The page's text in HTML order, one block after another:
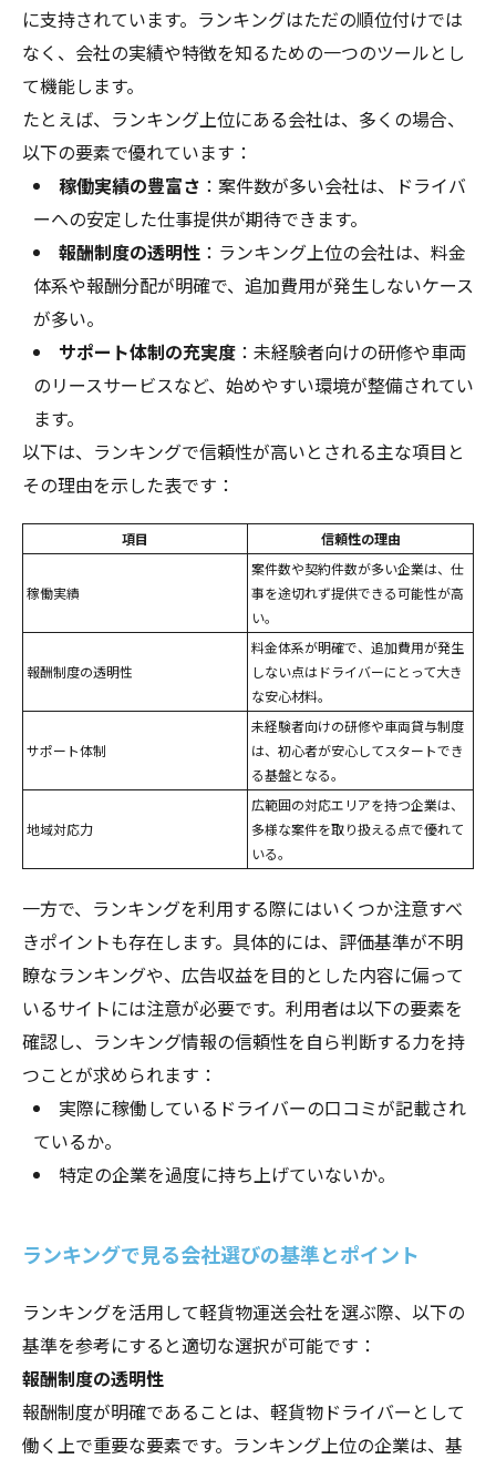
に支持されています。ランキングはただの順位付けでは
なく、会社の実績や特徴を知るための一つのツールとし
て機能します。
たとえば、ランキング上位にある会社は、多くの場合、
以下の要素で優れています：
稼働実績の豊富さ ：案件数が多い会社は、ドライバ
ーへの安定した仕事提供が期待できます。
報酬制度の透明性：ランキング上位の会社は、料金
体系や報酬分配が明確で、追加費用が発生しないケース
が多い。
サポート体制の充実度：未経験者向けの研修や車両
のリースサービスなど、始めやすい環境が整備されてい
ます。
以下は、ランキングで信頼性が高いとされる主な項目と
その理由を示した表です：
項目 信頼性の理由
稼働実績
案件数や契約件数が多い企業は、仕
事を途切れず提供できる可能性が高
い。
報酬制度の透明性
料金体系が明確で、追加費用が発生
しない点はドライバーにとって大き
な安心材料。
サポート体制
未経験者向けの研修や車両貸与制度
は、初心者が安心してスタートでき
る基盤となる。
地域対応力
広範囲の対応エリアを持つ企業は、
多様な案件を取り扱える点で優れて
いる。
一方で、ランキングを利用する際にはいくつか注意すべ
きポイントも存在します。具体的には、評価基準が不明
瞭なランキングや、広告収益を目的とした内容に偏って
いるサイトには注意が必要です。利用者は以下の要素を
確認し、ランキング情報の信頼性を自ら判断する力を持
つことが求められます：
実際に稼働しているドライバーの口コミが記載され
ているか。
特定の企業を過度に持ち上げていないか。
ランキングで見る会社選びの基準とポイント
ランキングを活用して軽貨物運送会社を選ぶ際、以下の
基準を参考にすると適切な選択が可能です：
報酬制度の透明性
報酬制度が明確であることは、軽貨物ドライバーとして
働く上で重要な要素です。ランキング上位の企業は、基